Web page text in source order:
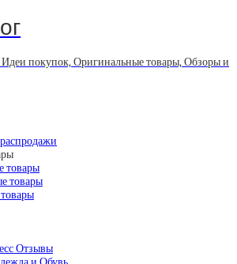
покупок, Оригинальные товары, Обзоры и
товары
товары
Отзывы